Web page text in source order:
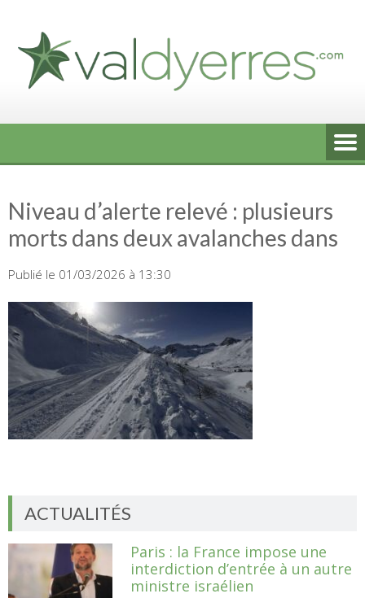
content
Niveau d’alerte relevé : plusieurs
morts dans deux avalanches dans
Publié le 01/03/2026 à 13:30
ACTUALITÉS
Paris : la France impose une
interdiction d’entrée à un autre
ministre israélien